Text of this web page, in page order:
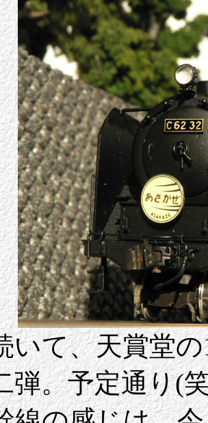
いて、天賞堂
弾。予定通り(